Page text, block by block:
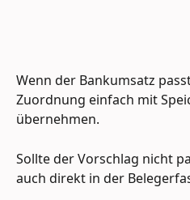
Wenn der Bankumsatz
Zuordnung einfach mit
übernehmen.
Sollte der Vorschlag nicht
auch direkt in der